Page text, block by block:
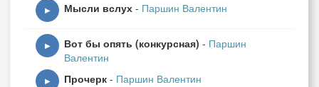
▶ Мысли вслух - Паршин Валентин
▶ Вот бы опять (конкурсная) - Паршин
Валентин
▶ Прочерк - Паршин Валентин